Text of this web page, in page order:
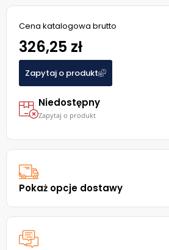
Cena katalogowa brutto
326,25 zł
Zapytaj o produkt
Niedostępny
Zapytaj o produkt
Pokaż opcje dostawy